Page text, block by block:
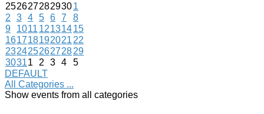
2526272829301
2
3 4 5 6 7
8
9
1011 12131415
161718192021 22
23242526272829
30311 2 3 4
5
DEFAULT
All Categories ...
Show events from all categories